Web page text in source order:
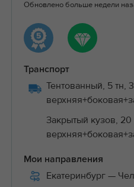
Обновлено больше недели
Транспорт
Тентованный, 5 тн,
Закрытый кузов, 20
Мои направления
Екатеринбург —